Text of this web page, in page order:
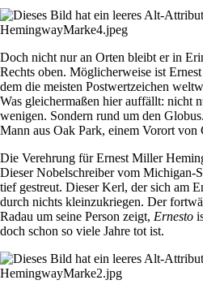
Doch nicht nur an Orten bleibt er in
Rechts oben. Möglicherweise ist
dem die meisten Postwertzeichen
Was gleichermaßen hier auffällt: nicht
wenigen. Sondern rund um den
Mann aus Oak Park, einem Vorort von
Die Verehrung für Ernest Miller
Dieser Nobelschreiber vom Michigan-
tief gestreut. Dieser Kerl, der sich am
durch nichts kleinzukriegen. Der
Radau um seine Person zeigt, Ernesto
doch schon so viele Jahre tot ist.